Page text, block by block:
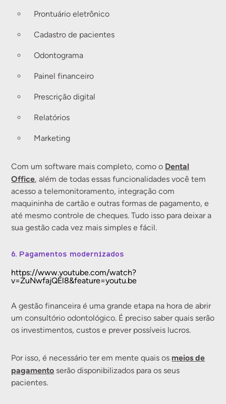
Prontuário eletrônico
Cadastro de pacientes
Odontograma
Painel financeiro
Prescrição digital
Relatórios
Marketing
Com um software mais completo, como o Dental
Office, além de todas essas funcionalidades você tem
acesso a telemonitoramento, integração com
maquininha de cartão e outras formas de pagamento, e
até mesmo controle de cheques. Tudo isso para deixar a
sua gestão cada vez mais simples e fácil.
6. Pagamentos modernizados
https://www.youtube.com/watch?
v=ZuNwfajQEl8&feature=youtu.be
A gestão financeira é uma grande etapa na hora de abrir
um consultório odontológico. É preciso saber quais serão
os investimentos, custos e prever possíveis lucros.
Por isso, é necessário ter em mente quais os meios de
pagamento serão disponibilizados para os seus
pacientes.